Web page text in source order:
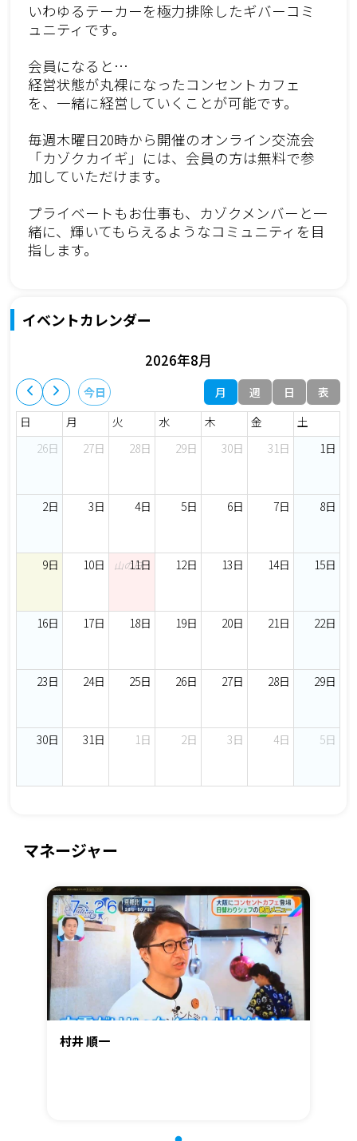
いわゆるテーカーを極力排除したギバーコミ
ュニティです。
会員になると…
経営状態が丸裸になったコンセントカフェ
を、一緒に経営していくことが可能です。
毎週木曜日20時から開催のオンライン交流会
「カゾクカイギ」には、会員の方は無料で参
加していただけます。
プライベートもお仕事も、カゾクメンバーと一
緒に、輝いてもらえるようなコミュニティを目
指します。
イベントカレンダー
今日
2026年8月
月 週 日
表
日
月 火 水 木 金
土
26日
27日 28日 29日 30日 31日 1日
2日 3日 4日 5日 6日 7日 8日
9日 10日 11日
山の日 12日 13日 14日 15日
16日 17日 18日 19日 20日 21日 22日
23日 24日 25日 26日 27日 28日 29日
30日 31日 1日 2日 3日 4日 5日
マネージャー
村井 順一